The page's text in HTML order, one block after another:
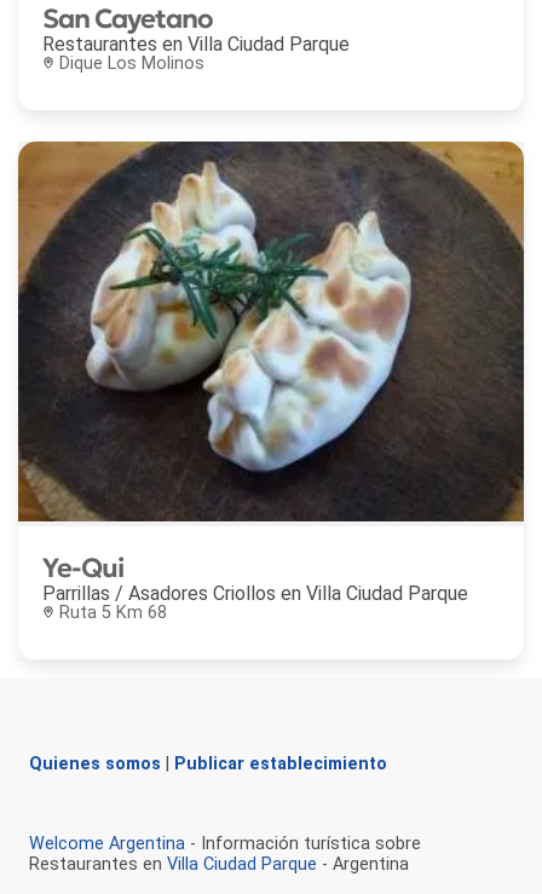
San Cayetano
Restaurantes en Villa Ciudad Parque
Dique Los Molinos
Ye-Qui
Parrillas / Asadores Criollos en Villa Ciudad Parque
Ruta 5 Km 68
Quienes somos Publicar establecimiento
Welcome Argentina - Información turística sobre
Restaurantes en Villa Ciudad Parque - Argentina